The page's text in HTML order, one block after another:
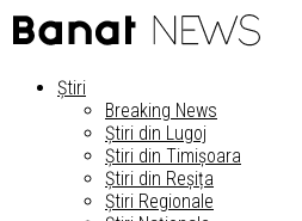
Știri
Breaking News
Știri din Lugoj
Știri din Timișoara
Știri din Reșița
Știri Regionale